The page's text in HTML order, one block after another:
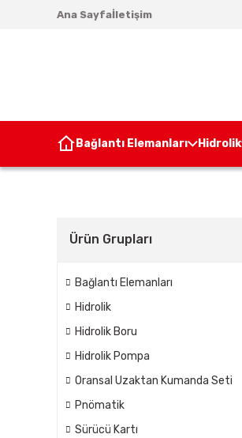
Ana Sayfaİletişim
Bağlantı Elemanları Hidrolik
Ürün Grupları
Bağlantı Elemanları
Hidrolik
Hidrolik Boru
Hidrolik Pompa
Oransal Uzaktan Kumanda Seti
Pnömatik
Sürücü Kartı